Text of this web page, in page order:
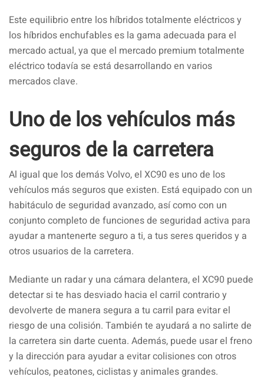
Este equilibrio entre los híbridos totalmente eléctricos y
los híbridos enchufables es la gama adecuada para el
mercado actual, ya que el mercado premium totalmente
eléctrico todavía se está desarrollando en varios
mercados clave.
Uno de los vehículos más
seguros de la carretera
Al igual que los demás Volvo, el XC90 es uno de los
vehículos más seguros que existen. Está equipado con un
habitáculo de seguridad avanzado, así como con un
conjunto completo de funciones de seguridad activa para
ayudar a mantenerte seguro a ti, a tus seres queridos y a
otros usuarios de la carretera.
Mediante un radar y una cámara delantera, el XC90 puede
detectar si te has desviado hacia el carril contrario y
devolverte de manera segura a tu carril para evitar el
riesgo de una colisión. También te ayudará a no salirte de
la carretera sin darte cuenta. Además, puede usar el freno
y la dirección para ayudar a evitar colisiones con otros
vehículos, peatones, ciclistas y animales grandes.